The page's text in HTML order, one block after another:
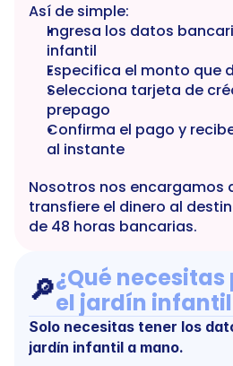
Así de simple:
Ingresa los datos
infantil
Especifica el monto que
Selecciona tarjeta de
prepago
Confirma el pago y
al instante
Nosotros nos encargamos
transfiere el dinero al
de 48 horas bancarias.
🔎¿Qué
el jardín
Solo necesitas tener los
jardín infantil a mano.